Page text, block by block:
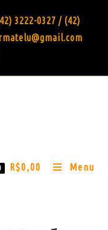
3222-0327 / (42)
R$0,00 Menu